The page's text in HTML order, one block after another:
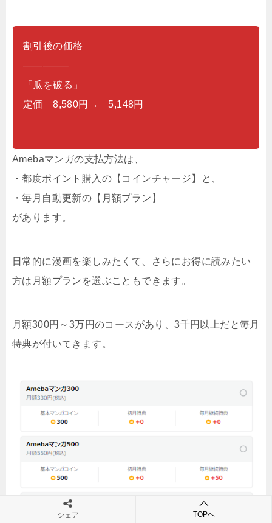
割引後の価格
————–
「瓜を破る」
定価 8,580円→ 5,148円
Amebaマンガの支払方法は、
・都度ポイント購入の【コインチャージ】と、
・毎月自動更新の【月額プラン】
があります。
日常的に漫画を楽しみたくて、さらにお得に読みたい
方は月額プランを選ぶこともできます。
月額300円～3万円のコースがあり、3千円以上だと毎月
特典が付いてきます。
シェア TOPへ